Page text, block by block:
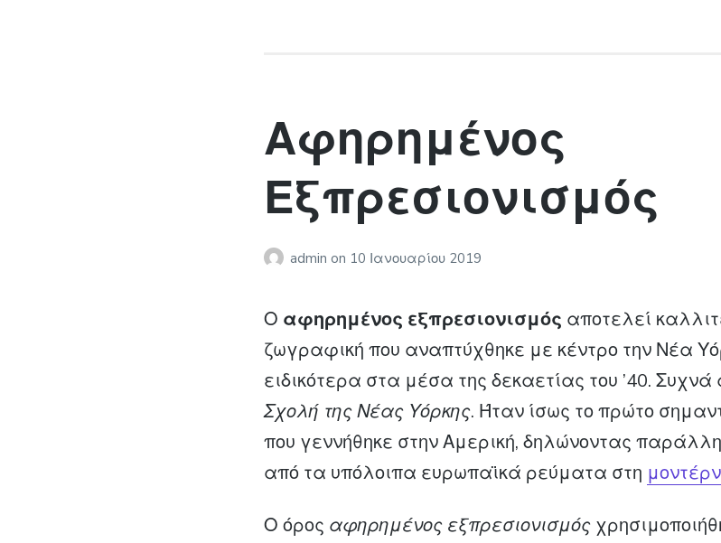
Αφηρημένος
Εξπρεσιονισμός
adminon 10 Ιανουαρίου 2019
Ο αφηρημένος εξπρεσιονισμός αποτελεί
ζωγραφική που αναπτύχθηκε με κέντρο την Νέα
ειδικότερα στα μέσα της δεκαετίας του ’40.
Σχολή της Νέας Υόρκης. Ήταν ίσως το πρώτο
που γεννήθηκε στην Αμερική, δηλώνοντας
από τα υπόλοιπα ευρωπαϊκά ρεύματα στη
Ο όρος αφηρημένος εξπρεσιονισμός